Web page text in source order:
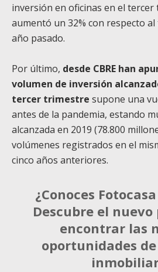
inversión en oficinas en el tercer
aumentó un 32% con respecto
año pasado.
Por último, desde CBRE han
volumen de inversión
tercer trimestre supone una
antes de la pandemia, estando
alcanzada en 2019 (78.800
volúmenes registrados en el
cinco años anteriores.
¿Conoces
Descubre el
encontrar las
oportunidades